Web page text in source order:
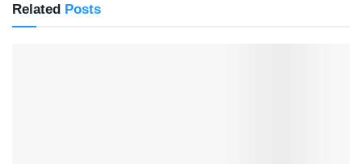
Related Posts